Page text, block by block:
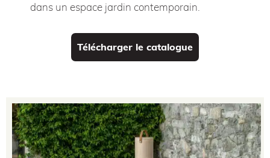
dans un espace jardin contemporain.
Télécharger le catalogue